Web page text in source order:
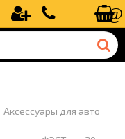
Вход Регистрация+7 (499) 110-
Аксессуары для авто